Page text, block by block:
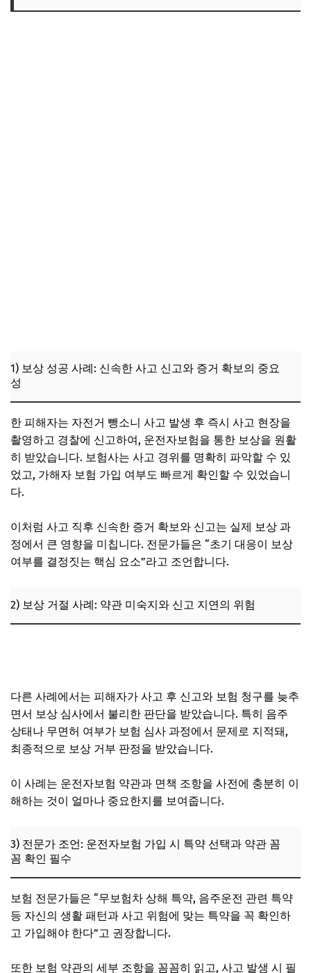
1) 보상 성공 사례: 신속한 사고 신고와 증거 확보의 중요
성
한 피해자는 자전거 뺑소니 사고 발생 후 즉시 사고 현장을
촬영하고 경찰에 신고하여, 운전자보험을 통한 보상을 원활
히 받았습니다. 보험사는 사고 경위를 명확히 파악할 수 있
었고, 가해자 보험 가입 여부도 빠르게 확인할 수 있었습니
다.
이처럼 사고 직후 신속한 증거 확보와 신고는 실제 보상 과
정에서 큰 영향을 미칩니다. 전문가들은 “초기 대응이 보상
여부를 결정짓는 핵심 요소”라고 조언합니다.
2) 보상 거절 사례: 약관 미숙지와 신고 지연의 위험
다른 사례에서는 피해자가 사고 후 신고와 보험 청구를 늦추
면서 보상 심사에서 불리한 판단을 받았습니다. 특히 음주
상태나 무면허 여부가 보험 심사 과정에서 문제로 지적돼,
최종적으로 보상 거부 판정을 받았습니다.
이 사례는 운전자보험 약관과 면책 조항을 사전에 충분히 이
해하는 것이 얼마나 중요한지를 보여줍니다.
3) 전문가 조언: 운전자보험 가입 시 특약 선택과 약관 꼼
꼼 확인 필수
보험 전문가들은 “무보험차 상해 특약, 음주운전 관련 특약
등 자신의 생활 패턴과 사고 위험에 맞는 특약을 꼭 확인하
고 가입해야 한다”고 권장합니다.
또한 보험 약관의 세부 조항을 꼼꼼히 읽고, 사고 발생 시 필